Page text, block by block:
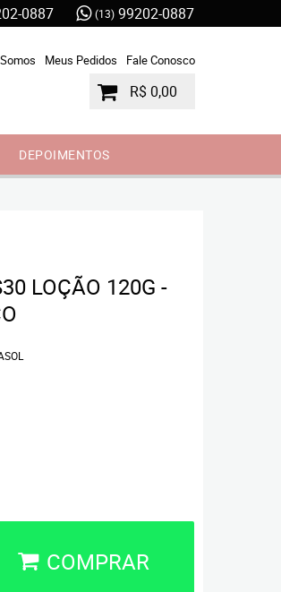
0887 (13) 99202-0887
Meus Pedidos Fale Conosco
R$ 0,00
DEPOIMENTOS
LOÇÃO 120G -
COMPRAR